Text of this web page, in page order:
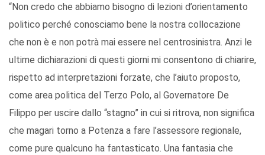
“Non credo che abbiamo bisogno di lezioni d’orientamento
politico perché conosciamo bene la nostra collocazione
che non è e non potrà mai essere nel centrosinistra. Anzi le
ultime dichiarazioni di questi giorni mi consentono di chiarire,
rispetto ad interpretazioni forzate, che l’aiuto proposto,
come area politica del Terzo Polo, al Governatore De
Filippo per uscire dallo “stagno” in cui si ritrova, non significa
che magari torno a Potenza a fare l’assessore regionale,
come pure qualcuno ha fantasticato. Una fantasia che